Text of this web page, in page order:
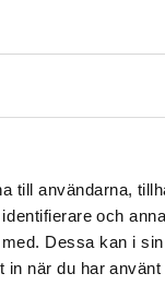
till användarna,
och
Dessa kan i
när du har